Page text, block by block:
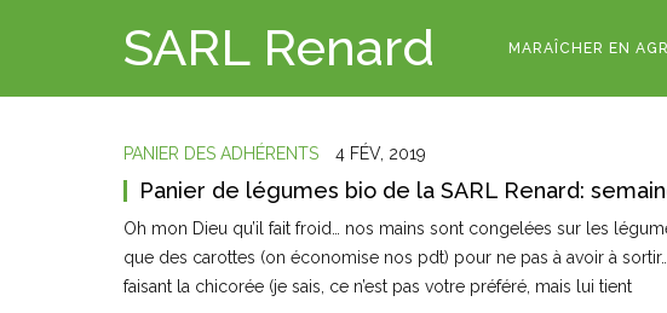
SARL Renard MARAÎCHER EN
PANIER DES ADHÉRENTS 4 FÉV, 2019
Panier de légumes bio de la SARL Renard:
Oh mon Dieu qu’il fait froid… nos mains sont congelées sur les
que des carottes (on économise nos pdt) pour ne pas à avoir à
faisant la chicorée (je sais, ce n’est pas votre préféré, mais lui tient